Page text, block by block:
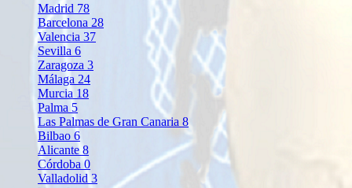
Madrid 78
Barcelona 28
Valencia 37
Sevilla 6
Zaragoza 3
Málaga 24
Murcia 18
Palma 5
Las Palmas de Gran Canaria 8
Bilbao 6
Alicante 8
Córdoba 0
Valladolid 3